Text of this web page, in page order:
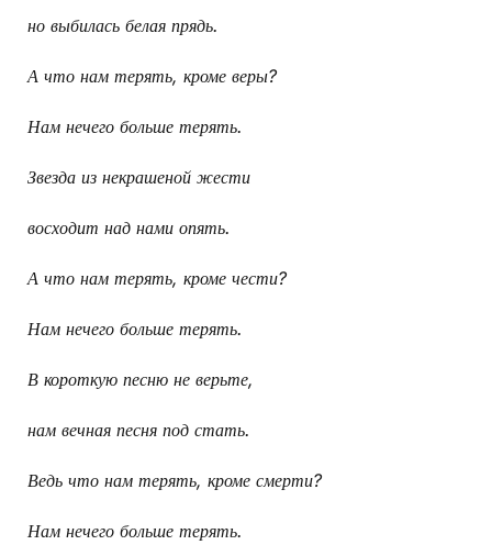
но выбилась белая прядь.
А что нам терять, кроме веры?
Нам нечего больше терять.
Звезда из некрашеной жести
восходит над нами опять.
А что нам терять, кроме чести?
Нам нечего больше терять.
В короткую песню не верьте,
нам вечная песня под стать.
Ведь что нам терять, кроме смерти?
Нам нечего больше терять.